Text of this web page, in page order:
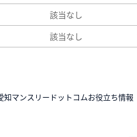
該当なし
該当なし
知マンスリードットコムお役立ち情報